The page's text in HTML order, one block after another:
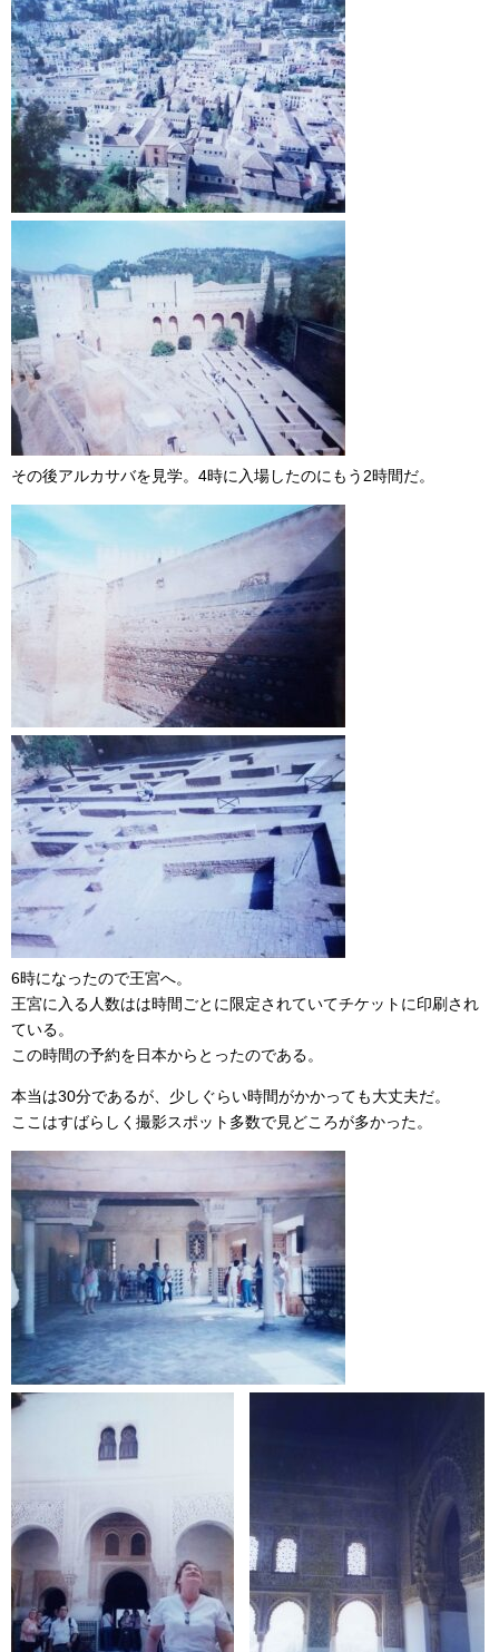
その後アルカサバを見学。4時に入場したのにもう2時間だ。
6時になったので王宮へ。
王宮に入る人数はは時間ごとに限定されていてチケットに印刷され
ている。
この時間の予約を日本からとったのである。
本当は30分であるが、少しぐらい時間がかかっても大丈夫だ。
ここはすばらしく撮影スポット多数で見どころが多かった。